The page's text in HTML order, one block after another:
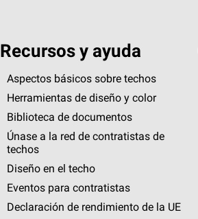
Recursos y ayuda
Aspectos básicos sobre techos
Herramientas de diseño y color
Biblioteca de documentos
Únase a la red de contratistas de
techos
Diseño en el techo
Eventos para contratistas
Declaración de rendimiento de la UE